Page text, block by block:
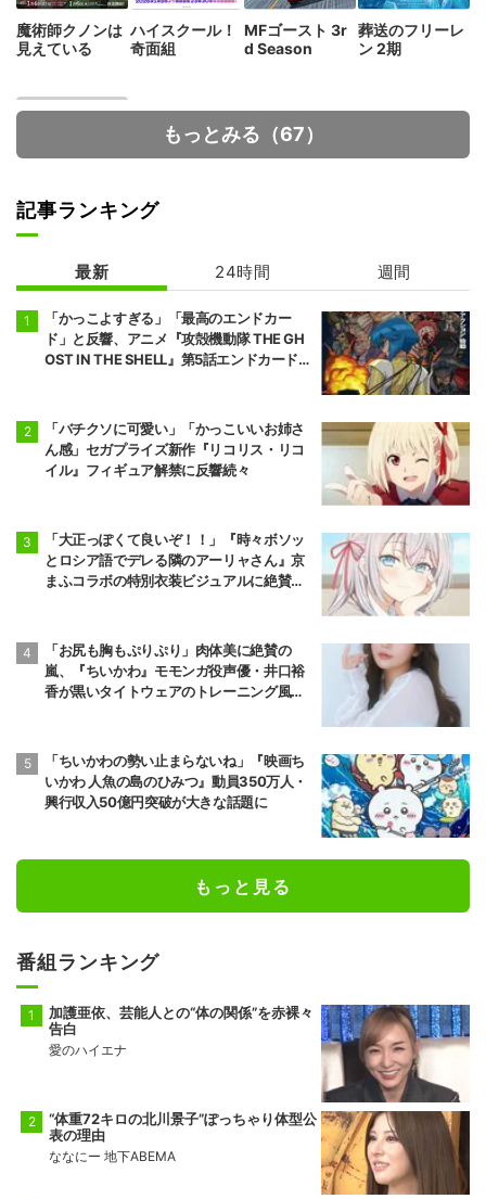
魔術師クノンは
見えている
ハイスクール！
奇面組
MFゴースト 3r
d Season
葬送のフリーレ
ン 2期
貴族転生 ～恵ま
れた生まれから
最強の力を得る
～
もっとみる（67）
記事ランキング
最新 24時間 週間
「かっこよすぎる」「最高のエンドカー
ド」と反響、アニメ『攻殻機動隊 THE GH
OST IN THE SHELL』第5話エンドカード公
「バチクソに可愛い」「かっこいいお姉さ
ん感」セガプライズ新作『リコリス・リコ
イル』フィギュア解禁に反響続々
「大正っぽくて良いぞ！！」『時々ボソッ
とロシア語でデレる隣のアーリャさん』京
まふコラボの特別衣装ビジュアルに絶賛の
「お尻も胸もぷりぷり」肉体美に絶賛の
嵐、『ちいかわ』モモンガ役声優・井口裕
香が黒いタイトウェアのトレーニング風景
「ちいかわの勢い止まらないね」『映画ち
いかわ 人魚の島のひみつ』動員350万人・
興行収入50億円突破が大きな話題に
もっと見る
番組ランキング
加護亜依、芸能人との“体の関係”を赤裸々
告白
愛のハイエナ
“体重72キロの北川景子”ぽっちゃり体型公
表の理由
ななにー 地下ABEMA